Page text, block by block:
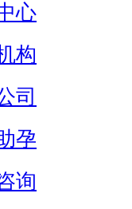
心
构
司
孕
询